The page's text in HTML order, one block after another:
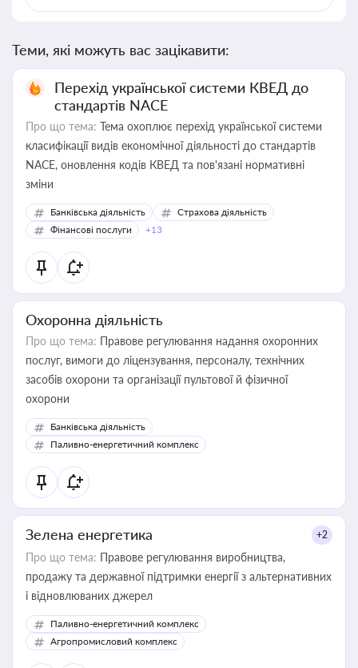
Теми, які можуть вас зацікавити:
Перехід української системи КВЕД до
стандартів NACE
Про що тема: Тема охоплює перехід української системи
класифікації видів економічної діяльності до стандартів
NACE, оновлення кодів КВЕД та пов'язані нормативні
зміни
Банківська діяльність
Страхова діяльність
Фінансові послуги
+13
Охоронна діяльність
Про що тема: Правове регулювання надання охоронних
послуг, вимоги до ліцензування, персоналу, технічних
засобів охорони та організації пультової й фізичної
охорони
Банківська діяльність
Паливно-енергетичний комплекс
Зелена енергетика +2
Про що тема: Правове регулювання виробництва,
продажу та державної підтримки енергії з альтернативних
і відновлюваних джерел
Паливно-енергетичний комплекс
Агропромисловий комплекс